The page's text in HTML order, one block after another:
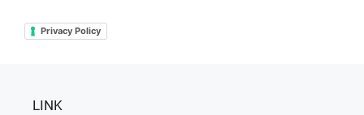
Privacy Policy
LINK